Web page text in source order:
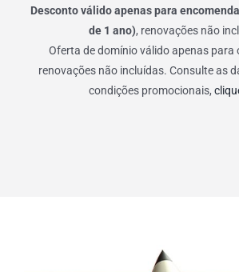
Desconto válido apenas para
de 1 ano), renovações não
Oferta de domínio válido apenas para
renovações não incluídas. Consulte as
condições promocionais,